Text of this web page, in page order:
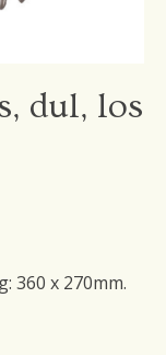
dul, los
360 x 270mm.